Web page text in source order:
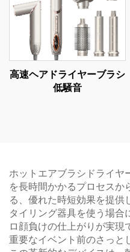
高速ヘアドライヤーブラシ
低騒音
ホットエアブラシドライヤ
を長時間かかるプロセスか
る、優れた時短効果を提供
タイリング器具を使う場合
ロ顔負けの仕上がりが実
重要なイベント前のさっと